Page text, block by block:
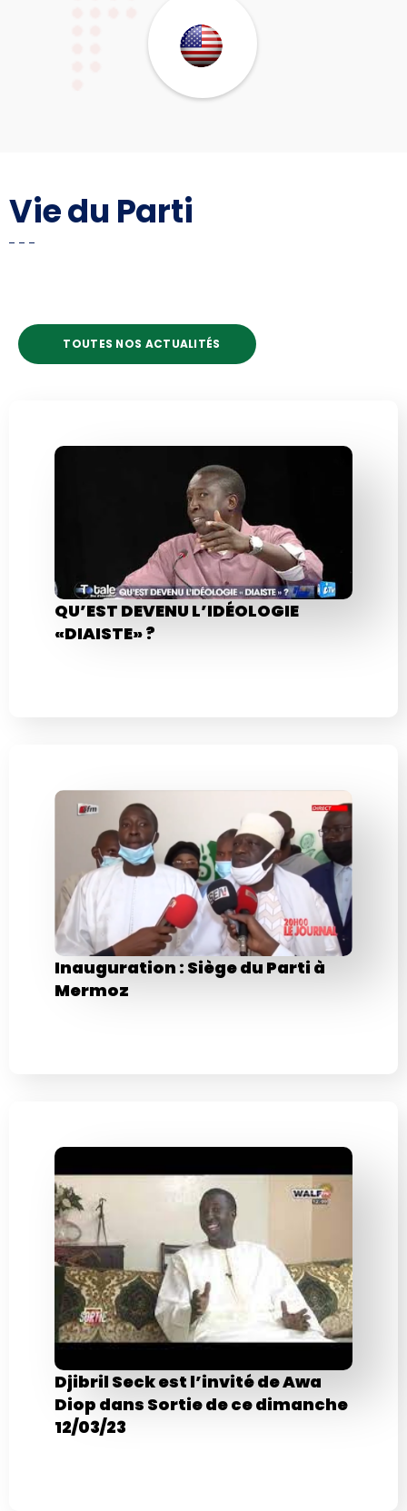
Vie du Parti
TOUTES NOS ACTUALITÉS
QU’EST DEVENU L’IDÉOLOGIE
«DIAISTE» ?
Inauguration : Siège du Parti à
Mermoz
Djibril Seck est l’invité de Awa
Diop dans Sortie de ce dimanche
12/03/23